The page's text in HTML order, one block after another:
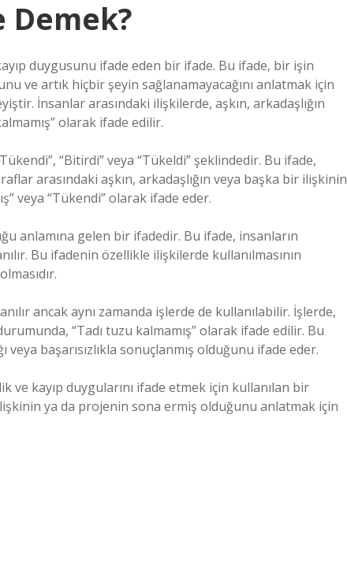
Demek?
duygusunu ifade eden bir ifade. Bu ifade, bir işin
ve artık hiçbir şeyin sağlanamayacağını anlatmak için
İnsanlar arasındaki ilişkilerde, aşkın, arkadaşlığın
olarak ifade edilir.
“Bitirdi” veya “Tükeldi” şeklindedir. Bu ifade,
arasındaki aşkın, arkadaşlığın veya başka bir ilişkinin
veya “Tükendi” olarak ifade eder.
anlamına gelen bir ifadedir. Bu ifade, insanların
Bu ifadenin özellikle ilişkilerde kullanılmasının
ancak aynı zamanda işlerde de kullanılabilir. İşlerde,
“Tadı tuzu kalmamış” olarak ifade edilir. Bu
veya başarısızlıkla sonuçlanmış olduğunu ifade eder.
ve kayıp duygularını ifade etmek için kullanılan bir
ya da projenin sona ermiş olduğunu anlatmak için